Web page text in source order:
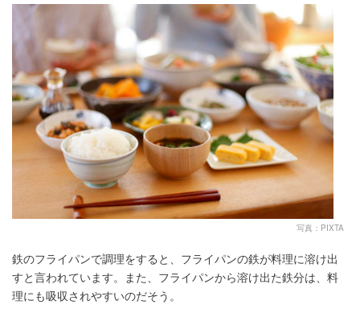
写真：PIXTA
鉄のフライパンで調理をすると、フライパンの鉄が料理に溶け出
すと言われています。また、フライパンから溶け出た鉄分は、料
理にも吸収されやすいのだそう。